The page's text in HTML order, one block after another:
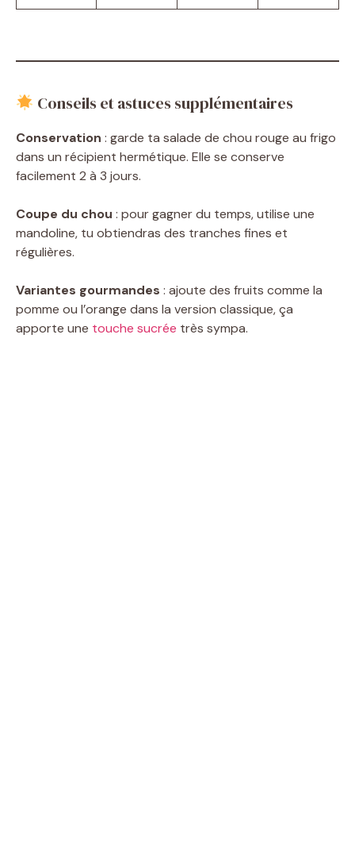
Conseils et astuces supplémentaires
Conservation : garde ta salade de chou rouge au frigo
dans un récipient hermétique. Elle se conserve
facilement 2 à 3 jours.
Coupe du chou : pour gagner du temps, utilise une
mandoline, tu obtiendras des tranches fines et
régulières.
Variantes gourmandes : ajoute des fruits comme la
pomme ou l’orange dans la version classique, ça
apporte une touche sucrée très sympa.